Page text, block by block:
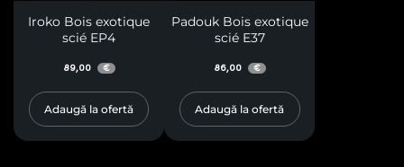
Iroko Bois exotique
scié EP4
89,00 €
Adaugă la ofertă
Padouk Bois exotique
scié E37
86,00 €
Adaugă la ofertă